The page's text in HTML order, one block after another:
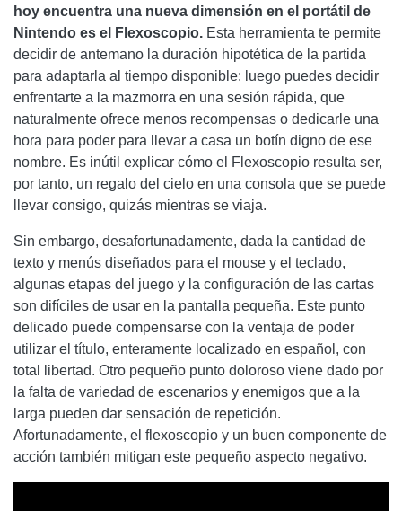
hoy encuentra una nueva dimensión en el portátil de
Nintendo es el Flexoscopio. Esta herramienta te permite
decidir de antemano la duración hipotética de la partida
para adaptarla al tiempo disponible: luego puedes decidir
enfrentarte a la mazmorra en una sesión rápida, que
naturalmente ofrece menos recompensas o dedicarle una
hora para poder para llevar a casa un botín digno de ese
nombre. Es inútil explicar cómo el Flexoscopio resulta ser,
por tanto, un regalo del cielo en una consola que se puede
llevar consigo, quizás mientras se viaja.
Sin embargo, desafortunadamente, dada la cantidad de
texto y menús diseñados para el mouse y el teclado,
algunas etapas del juego y la configuración de las cartas
son difíciles de usar en la pantalla pequeña. Este punto
delicado puede compensarse con la ventaja de poder
utilizar el título, enteramente localizado en español, con
total libertad. Otro pequeño punto doloroso viene dado por
la falta de variedad de escenarios y enemigos que a la
larga pueden dar sensación de repetición.
Afortunadamente, el flexoscopio y un buen componente de
acción también mitigan este pequeño aspecto negativo.